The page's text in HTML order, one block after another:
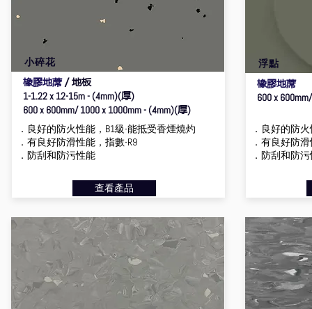
小碎花
橡膠地蓆／地板
1-1.22 x 12-15m - (4mm)(厚)
600 x 600mm/ 1000 x 1000mm - (4mm)(厚)
．良好的防火性能，B1級-能抵受香煙燒灼
．有良好防滑性能，指數-R9
．防刮和防污性能
查看產品
浮點
橡膠地蓆
600 x
．良好的防
．有良好防
．防刮和防